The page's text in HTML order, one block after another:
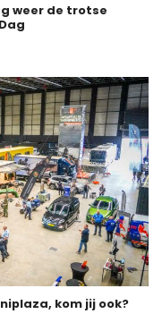
weer de trotse
kom jij ook?